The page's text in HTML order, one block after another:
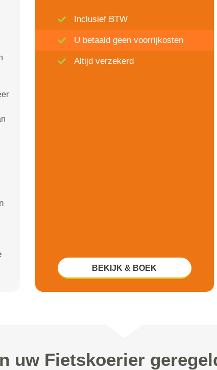
Inclusief BTW
U betaald geen voorrijkosten
Altijd verzekerd
BEKIJK & BOEK
uw Fietskoerier